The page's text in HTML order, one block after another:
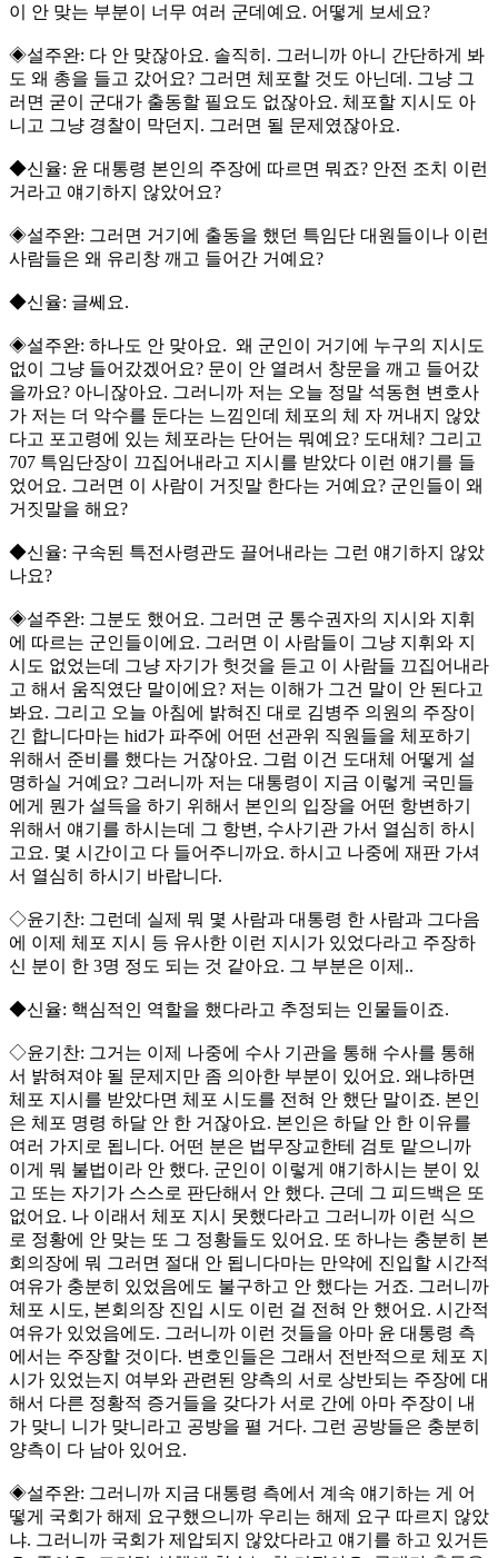
이 안 맞는 부분이 너무 여러 군데예요. 어떻게 보세요?
◈설주완: 다 안 맞잖아요. 솔직히. 그러니까 아니 간단하게 봐
도 왜 총을 들고 갔어요? 그러면 체포할 것도 아닌데. 그냥 그
러면 굳이 군대가 출동할 필요도 없잖아요. 체포할 지시도 아
니고 그냥 경찰이 막던지. 그러면 될 문제였잖아요.
◆신율: 윤 대통령 본인의 주장에 따르면 뭐죠? 안전 조치 이런
거라고 얘기하지 않았어요?
◈설주완: 그러면 거기에 출동을 했던 특임단 대원들이나 이런
사람들은 왜 유리창 깨고 들어간 거예요?
◆신율: 글쎄요.
◈설주완: 하나도 안 맞아요. 왜 군인이 거기에 누구의 지시도
없이 그냥 들어갔겠어요? 문이 안 열려서 창문을 깨고 들어갔
을까요? 아니잖아요. 그러니까 저는 오늘 정말 석동현 변호사
가 저는 더 악수를 둔다는 느낌인데 체포의 체 자 꺼내지 않았
다고 포고령에 있는 체포라는 단어는 뭐예요? 도대체? 그리고
707 특임단장이 끄집어내라고 지시를 받았다 이런 얘기를 들
었어요. 그러면 이 사람이 거짓말 한다는 거예요? 군인들이 왜
거짓말을 해요?
◆신율: 구속된 특전사령관도 끌어내라는 그런 얘기하지 않았
나요?
◈설주완: 그분도 했어요. 그러면 군 통수권자의 지시와 지휘
에 따르는 군인들이에요. 그러면 이 사람들이 그냥 지휘와 지
시도 없었는데 그냥 자기가 헛것을 듣고 이 사람들 끄집어내라
고 해서 움직였단 말이에요? 저는 이해가 그건 말이 안 된다고
봐요. 그리고 오늘 아침에 밝혀진 대로 김병주 의원의 주장이
긴 합니다마는 hid가 파주에 어떤 선관위 직원들을 체포하기
위해서 준비를 했다는 거잖아요. 그럼 이건 도대체 어떻게 설
명하실 거예요? 그러니까 저는 대통령이 지금 이렇게 국민들
에게 뭔가 설득을 하기 위해서 본인의 입장을 어떤 항변하기
위해서 얘기를 하시는데 그 항변, 수사기관 가서 열심히 하시
고요. 몇 시간이고 다 들어주니까요. 하시고 나중에 재판 가셔
서 열심히 하시기 바랍니다.
◇윤기찬: 그런데 실제 뭐 몇 사람과 대통령 한 사람과 그다음
에 이제 체포 지시 등 유사한 이런 지시가 있었다라고 주장하
신 분이 한 3명 정도 되는 것 같아요. 그 부분은 이제..
◆신율: 핵심적인 역할을 했다라고 추정되는 인물들이죠.
◇윤기찬: 그거는 이제 나중에 수사 기관을 통해 수사를 통해
서 밝혀져야 될 문제지만 좀 의아한 부분이 있어요. 왜냐하면
체포 지시를 받았다면 체포 시도를 전혀 안 했단 말이죠. 본인
은 체포 명령 하달 안 한 거잖아요. 본인은 하달 안 한 이유를
여러 가지로 됩니다. 어떤 분은 법무장교한테 검토 맡으니까
이게 뭐 불법이라 안 했다. 군인이 이렇게 얘기하시는 분이 있
고 또는 자기가 스스로 판단해서 안 했다. 근데 그 피드백은 또
없어요. 나 이래서 체포 지시 못했다라고 그러니까 이런 식으
로 정황에 안 맞는 또 그 정황들도 있어요. 또 하나는 충분히 본
회의장에 뭐 그러면 절대 안 됩니다마는 만약에 진입할 시간적
여유가 충분히 있었음에도 불구하고 안 했다는 거죠. 그러니까
체포 시도, 본회의장 진입 시도 이런 걸 전혀 안 했어요. 시간적
여유가 있었음에도. 그러니까 이런 것들을 아마 윤 대통령 측
에서는 주장할 것이다. 변호인들은 그래서 전반적으로 체포 지
시가 있었는지 여부와 관련된 양측의 서로 상반되는 주장에 대
해서 다른 정황적 증거들을 갖다가 서로 간에 아마 주장이 내
가 맞니 니가 맞니라고 공방을 펼 거다. 그런 공방들은 충분히
양측이 다 남아 있어요.
◈설주완: 그러니까 지금 대통령 측에서 계속 얘기하는 게 어
떻게 국회가 해제 요구했으니까 우리는 해제 요구 따르지 않았
냐. 그러니까 국회가 제압되지 않았다라고 얘기를 하고 있거든